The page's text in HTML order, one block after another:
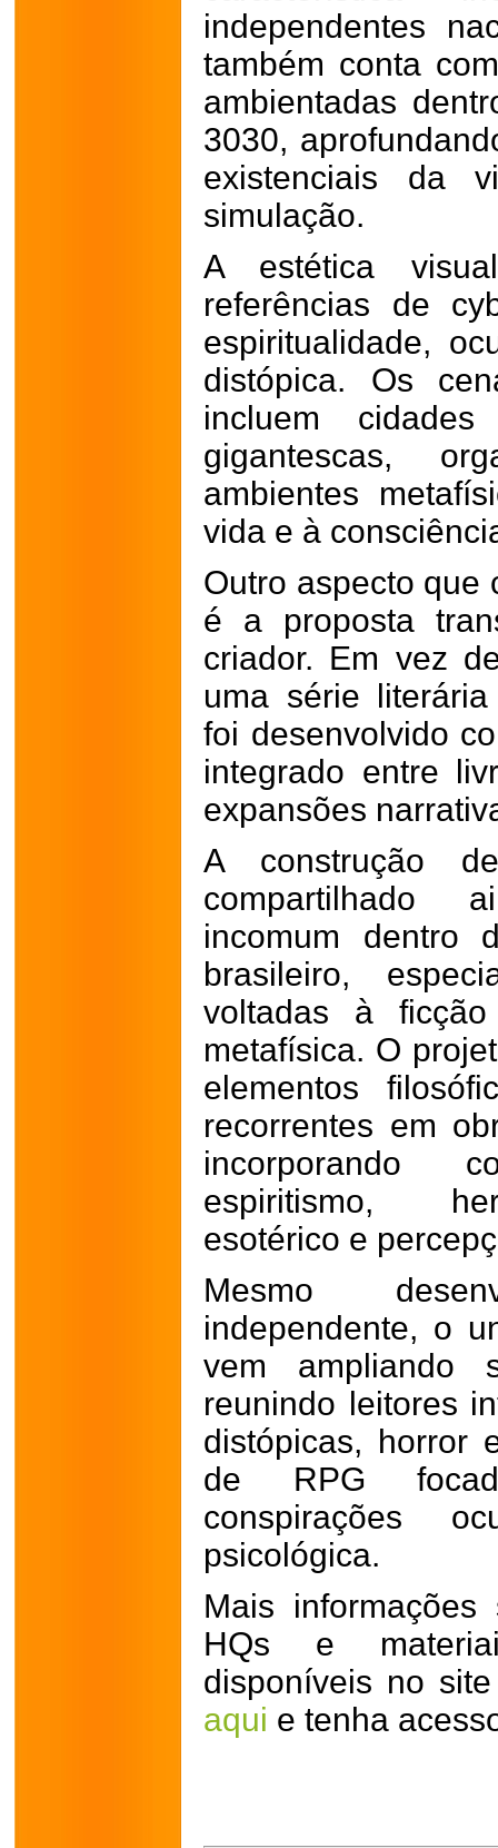
independentes
também conta
ambientadas
3030,
existenciais da
simulação.
A estética
referências de
espiritualidade,
distópica. Os
incluem cidades
gigantescas,
ambientes
vida e à
Outro aspecto que
é a proposta
criador. Em vez
uma série
foi desenvolvido
integrado entre
expansões
A construção
compartilhado
incomum dentro
brasileiro,
voltadas à
metafísica. O
elementos
recorrentes em
incorporando
espiritismo,
esotérico e
Mesmo
independente, o
vem ampliando
reunindo leitores
distópicas, horror
de RPG
conspirações
psicológica.
Mais
HQs e
disponíveis no
aqui e tenha